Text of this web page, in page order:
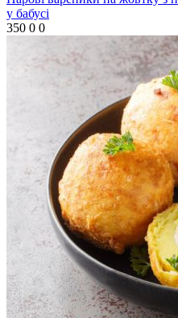
у бабусі
350 0 0